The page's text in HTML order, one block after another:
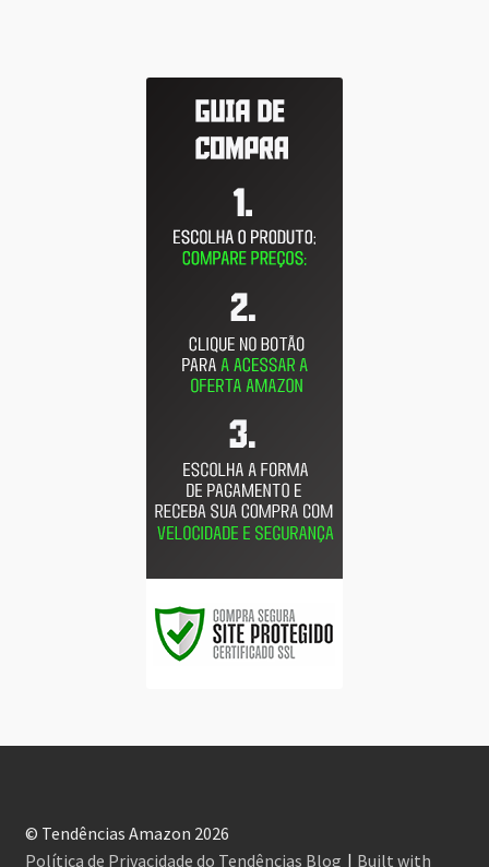
© Tendências Amazon 2026
Política de Privacidade do Tendências Blog
Built with